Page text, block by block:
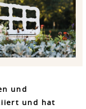
und
und hat